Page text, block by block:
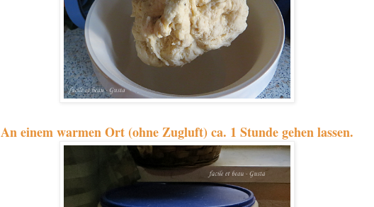
An einem warmen Ort (ohne Zugluft) ca. 1 Stunde gehen lassen.